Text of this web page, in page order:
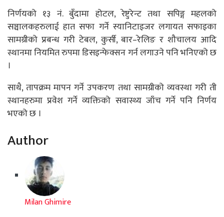
निर्णयको १३ नं. बुँदामा होटल, रेष्टुरेन्ट तथा सपिङ्ग महलको
सञ्चालकहरुलाई हात सफा गर्ने स्यानिटाइजर लगायत सफाइका
सामग्रीको प्रबन्ध गरी टेबल, कुर्सी, बार–रेलिङ र शौचालय आदि
स्थानमा नियमित रुपमा डिसइन्फेक्सन गर्न लगाउने पनि भनिएको छ
।
साथै, तापक्रम मापन गर्ने उपकरण तथा सामग्रीको व्यवस्था गरी ती
स्थानहरुमा प्रवेश गर्ने व्यक्तिको सवास्थ्य जाँच गर्ने पनि निर्णय
भएको छ ।
Author
Milan Ghimire